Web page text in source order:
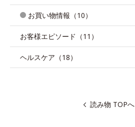
お買い物情報（10）
お客様エピソード（11）
ヘルスケア（18）
読み物 TOPへ